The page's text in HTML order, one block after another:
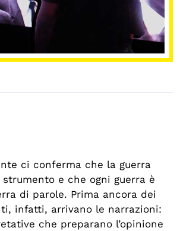
ci conferma che la guerra
e che ogni guerra è
di parole. Prima ancora dei
infatti, arrivano le narrazioni:
che preparano l’opinione